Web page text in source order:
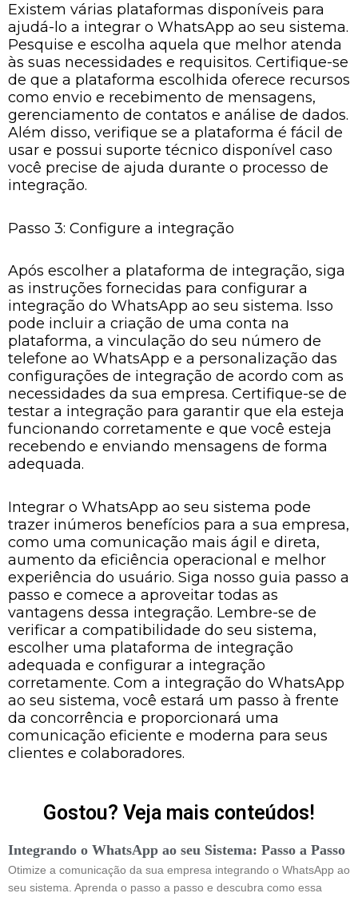
Existem várias plataformas disponíveis para
ajudá-lo a integrar o WhatsApp ao seu sistema.
Pesquise e escolha aquela que melhor atenda
às suas necessidades e requisitos. Certifique-se
de que a plataforma escolhida oferece recursos
como envio e recebimento de mensagens,
gerenciamento de contatos e análise de dados.
Além disso, verifique se a plataforma é fácil de
usar e possui suporte técnico disponível caso
você precise de ajuda durante o processo de
integração.
Passo 3: Configure a integração
Após escolher a plataforma de integração, siga
as instruções fornecidas para configurar a
integração do WhatsApp ao seu sistema. Isso
pode incluir a criação de uma conta na
plataforma, a vinculação do seu número de
telefone ao WhatsApp e a personalização das
configurações de integração de acordo com as
necessidades da sua empresa. Certifique-se de
testar a integração para garantir que ela esteja
funcionando corretamente e que você esteja
recebendo e enviando mensagens de forma
adequada.
Integrar o WhatsApp ao seu sistema pode
trazer inúmeros benefícios para a sua empresa,
como uma comunicação mais ágil e direta,
aumento da eficiência operacional e melhor
experiência do usuário. Siga nosso guia passo a
passo e comece a aproveitar todas as
vantagens dessa integração. Lembre-se de
verificar a compatibilidade do seu sistema,
escolher uma plataforma de integração
adequada e configurar a integração
corretamente. Com a integração do WhatsApp
ao seu sistema, você estará um passo à frente
da concorrência e proporcionará uma
comunicação eficiente e moderna para seus
clientes e colaboradores.
Gostou? Veja mais conteúdos!
Integrando o WhatsApp ao seu Sistema: Passo a Passo
Otimize a comunicação da sua empresa integrando o WhatsApp ao
seu sistema. Aprenda o passo a passo e descubra como essa